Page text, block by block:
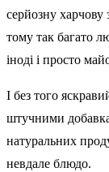
серйозну харчову
тому так багато
іноді і просто
І без того
штучними
натуральних
невдале блюдо.